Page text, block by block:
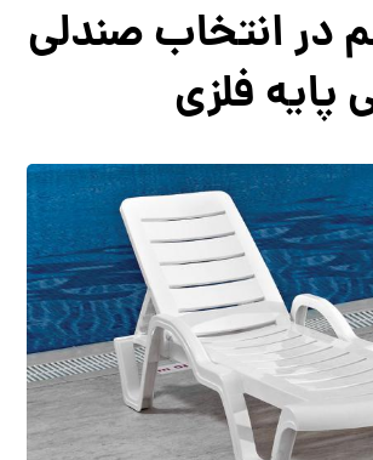
در انتخاب صندلی
پایه فلزی